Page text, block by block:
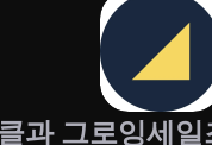
과 그로잉세일